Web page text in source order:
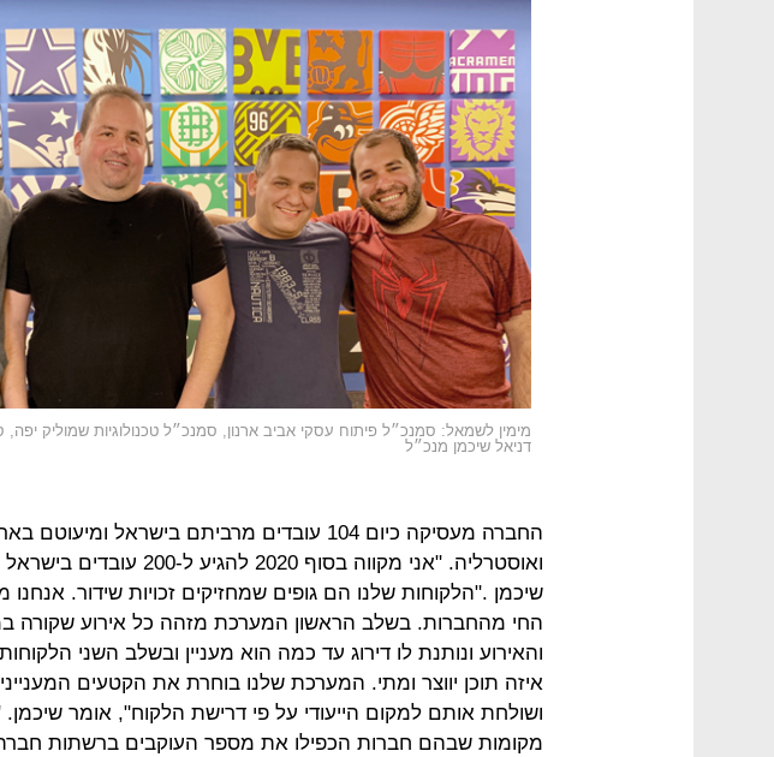
מימין לשמאל: סמנכ״ל פיתוח עסקי אביב ארנון, סמנכ״ל טכנולוגיות שמוליק
דניאל שיכמן מנכ״ל
החברה מעסיקה כיום 104 עובדים מרביתם בישראל
ואוסטרליה. "אני מקווה בסוף 2020
שיכמן ."הלקוחות שלנו הם גופים שמחזיקים זכויות שידור.
החי מהחברות. בשלב הראשון המערכת מזהה כל אירוע שקורה
והאירוע ונותנת לו דירוג עד כמה הוא מעניין ובשלב השני
איזה תוכן יווצר ומתי. המערכת שלנו בוחרת את הקטעים
ושולחת אותם למקום הייעודי על פי דרישת הלקוח", אומר שיכמן.
מקומות שבהם חברות הכפילו את מספר העוקבים ברשתות